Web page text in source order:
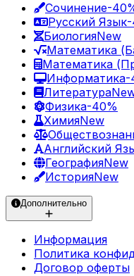
Сочинение-
Русский Язык-
БиологияNew
Математика
Математика
Информатика-
Литература
Физика-40%
ХимияNew
Английский
ГеографияNew
ИсторияNew
Дополнительно
Информация
Политика
Договор оферты